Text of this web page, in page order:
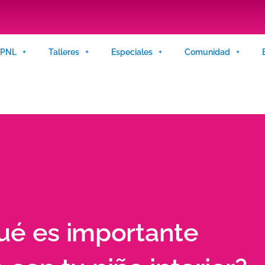
Talleres Especiales Comunidad
es importante